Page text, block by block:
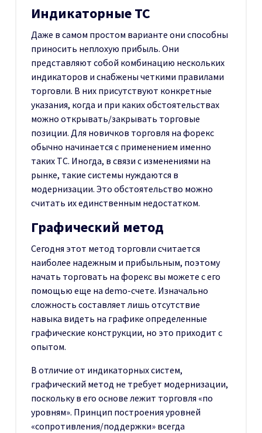
Индикаторные ТС
Даже в самом простом варианте они способны
приносить неплохую прибыль. Они
представляют собой комбинацию нескольких
индикаторов и снабжены четкими правилами
торговли. В них присутствуют конкретные
указания, когда и при каких обстоятельствах
можно открывать/закрывать торговые
позиции. Для новичков торговля на форекс
обычно начинается с применением именно
таких ТС. Иногда, в связи с изменениями на
рынке, такие системы нуждаются в
модернизации. Это обстоятельство можно
считать их единственным недостатком.
Графический метод
Сегодня этот метод торговли считается
наиболее надежным и прибыльным, поэтому
начать торговать на форекс вы можете с его
помощью еще на demo-счете. Изначально
сложность составляет лишь отсутствие
навыка видеть на графике определенные
графические конструкции, но это приходит с
опытом.
В отличие от индикаторных систем,
графический метод не требует модернизации,
поскольку в его основе лежит торговля «по
уровням». Принцип построения уровней
«сопротивления/поддержки» всегда